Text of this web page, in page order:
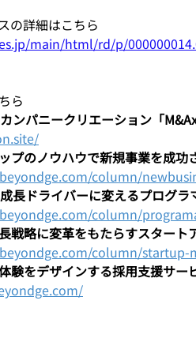
の詳細はこちら
main/html/rd/p/
ら
ンパニークリエーション「
プのノウハウで新規事業を成功
column/
長ドライバーに変えるプログラ
column/
戦略に変革をもたらすスタート
column/startup-
験をデザインする採用支援サー